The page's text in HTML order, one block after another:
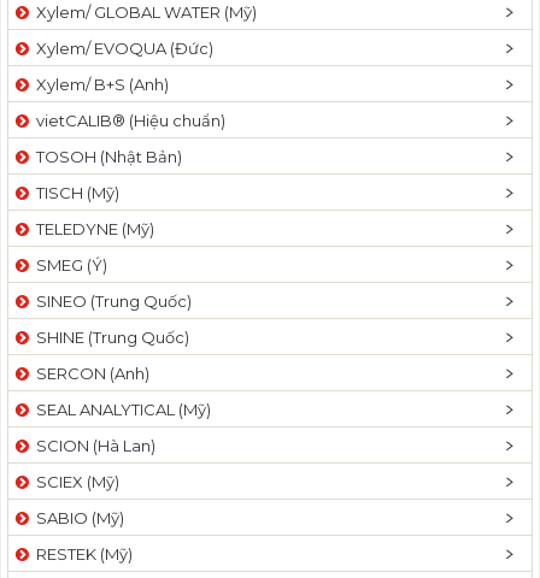
Xylem/ GLOBAL WATER (Mỹ)
Xylem/ EVOQUA (Đức)
Xylem/ B+S (Anh)
vietCALIB® (Hiệu chuẩn)
TOSOH (Nhật Bản)
TISCH (Mỹ)
TELEDYNE (Mỹ)
SMEG (Ý)
SINEO (Trung Quốc)
SHINE (Trung Quốc)
SERCON (Anh)
SEAL ANALYTICAL (Mỹ)
SCION (Hà Lan)
SCIEX (Mỹ)
SABIO (Mỹ)
RESTEK (Mỹ)